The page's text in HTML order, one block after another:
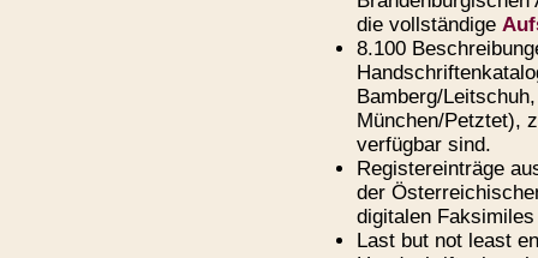
die vollständige
8.100
Bamberg/
München/Petztet),
verfügbar sind.
Registereinträge
der
digitalen
Last but not least